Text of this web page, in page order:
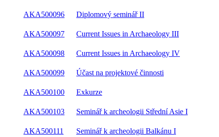
AKA500096 Diplomový seminář II
AKA500097 Current Issues in Archaeology III
AKA500098 Current Issues in Archaeology IV
AKA500099 Účast na projektové činnosti
AKA500100 Exkurze
AKA500103 Seminář k archeologii Střední Asie I
AKA500111 Seminář k archeologii Balkánu I